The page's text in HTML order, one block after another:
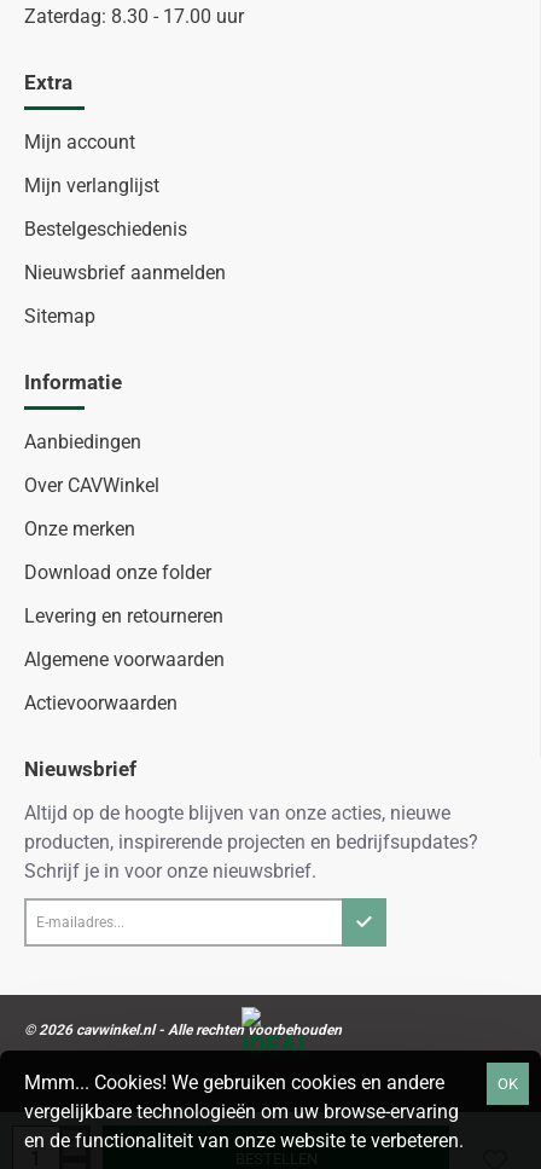
Mmm... Cookies! We gebruiken cookies en andere
vergelijkbare technologieën om uw browse-ervaring
en de functionaliteit van onze website te verbeteren.
OK
BESTELLEN
Zaterdag: 8.30 - 17.00 uur
Extra
Mijn account
Mijn verlanglijst
Bestelgeschiedenis
Nieuwsbrief aanmelden
Sitemap
Informatie
Aanbiedingen
Over CAVWinkel
Onze merken
Download onze folder
Levering en retourneren
Algemene voorwaarden
Actievoorwaarden
Nieuwsbrief
Altijd op de hoogte blijven van onze acties, nieuwe
producten, inspirerende projecten en bedrijfsupdates?
Schrijf je in voor onze nieuwsbrief.
mailadres...
© 2026 cavwinkel.nl - Alle rechten voorbehouden